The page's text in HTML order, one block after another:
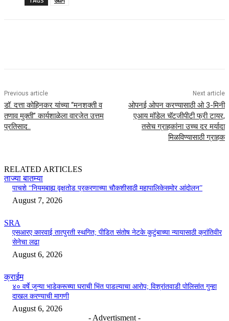
Previous article
डॉ. दत्ता कोहिनकर यांच्या “मनशक्ती व
तणाव मुक्ती” कार्यशाळेला वारजेत उत्तम
प्रतिसाद..
Next article
ओपनई ओपन करण्यासाठी ओ 3-मिनी
एआय मॉडेल चॅटजीपीटी फ्री टायर,
तसेच ग्राहकांना उच्च दर मर्यादा
मिळविण्यासाठी ग्राहक
RELATED ARTICLES
ताज्या बातम्या
पाचशे “नियमबाह्य वृक्षतोड प्रकरणाच्या चौकशीसाठी महापालिकेसमोर आंदोलन”
August 7, 2026
SRA
एसआरए कारवाई तात्पुरती स्थगित; पीडित संतोष नेटके कुटुंबाच्या न्यायासाठी क्रांतिवीर
सेनेचा लढा
August 6, 2026
क्राईम
४० वर्षे जुन्या भाडेकरूच्या घराची भिंत पाडल्याचा आरोप; विश्रांतवाडी पोलिसांत गुन्हा
दाखल करण्याची मागणी
August 6, 2026
- Advertisment -